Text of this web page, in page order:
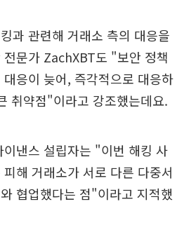
과 관련해 거래소 측의 대응을
전문가 ZachXBT도 "보안 정책
응이 늦어, 즉각적으로 대응하
취약점"이라고 강조했는데요.
낸스 설립자는 "이번 해킹 사
해 거래소가 서로 다른 다중서
협업했다는 점"이라고 지적했